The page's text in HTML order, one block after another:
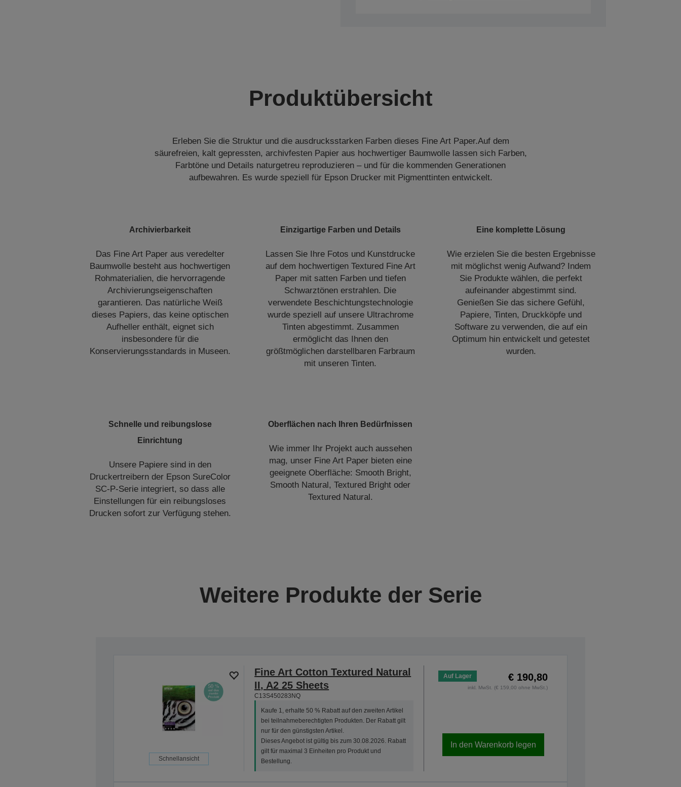
Produktübersicht
Erleben Sie die Struktur und die ausdrucksstarken Farben dieses Fine Art Paper.Auf dem
säurefreien, kalt gepressten, archivfesten Papier aus hochwertiger Baumwolle lassen sich Farben,
Farbtöne und Details naturgetreu reproduzieren – und für die kommenden Generationen
aufbewahren. Es wurde speziell für Epson Drucker mit Pigmenttinten entwickelt.
Archivierbarkeit
Das Fine Art Paper aus veredelter
Baumwolle besteht aus hochwertigen
Rohmaterialien, die hervorragende
Archivierungseigenschaften
garantieren. Das natürliche Weiß
dieses Papiers, das keine optischen
Aufheller enthält, eignet sich
insbesondere für die
Konservierungsstandards in Museen.
Einzigartige Farben und Details
Lassen Sie Ihre Fotos und Kunstdrucke
auf dem hochwertigen Textured Fine Art
Paper mit satten Farben und tiefen
Schwarztönen erstrahlen. Die
verwendete Beschichtungstechnologie
wurde speziell auf unsere Ultrachrome
Tinten abgestimmt. Zusammen
ermöglicht das Ihnen den
größtmöglichen darstellbaren Farbraum
mit unseren Tinten.
Eine komplette Lösung
Wie erzielen Sie die besten Ergebnisse
mit möglichst wenig Aufwand? Indem
Sie Produkte wählen, die perfekt
aufeinander abgestimmt sind.
Genießen Sie das sichere Gefühl,
Papiere, Tinten, Druckköpfe und
Software zu verwenden, die auf ein
Optimum hin entwickelt und getestet
wurden.
Schnelle und reibungslose
Einrichtung
Unsere Papiere sind in den
Druckertreibern der Epson SureColor
SC-P-Serie integriert, so dass alle
Einstellungen für ein reibungsloses
Drucken sofort zur Verfügung stehen.
Oberflächen nach Ihren Bedürfnissen
Wie immer Ihr Projekt auch aussehen
mag, unser Fine Art Paper bieten eine
geeignete Oberfläche: Smooth Bright,
Smooth Natural, Textured Bright oder
Textured Natural.
Weitere Produkte der Serie
Schnellansicht
Fine Art Cotton Textured Natural
II, A2 25 Sheets
C13S450283NQ
Kaufe 1, erhalte 50 % Rabatt auf den zweiten Artikel
bei teilnahmeberechtigten Produkten. Der Rabatt gilt
nur für den günstigsten Artikel.
Dieses Angebot ist gültig bis zum 30.08.2026. Rabatt
gilt für maximal 3 Einheiten pro Produkt und
Bestellung.
Auf Lager € 190,80
inkl. MwSt. (€ 159,00 ohne MwSt.)
In den Warenkorb legen